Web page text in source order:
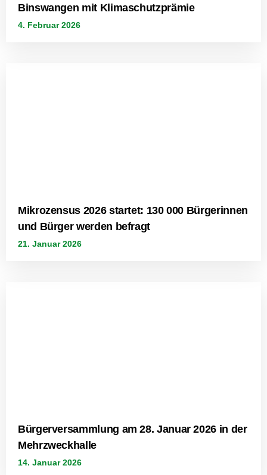
Binswangen mit Klimaschutzprämie
4. Februar 2026
Mikrozensus 2026 startet: 130 000 Bürgerinnen
und Bürger werden befragt
21. Januar 2026
Bürgerversammlung am 28. Januar 2026 in der
Mehrzweckhalle
14. Januar 2026